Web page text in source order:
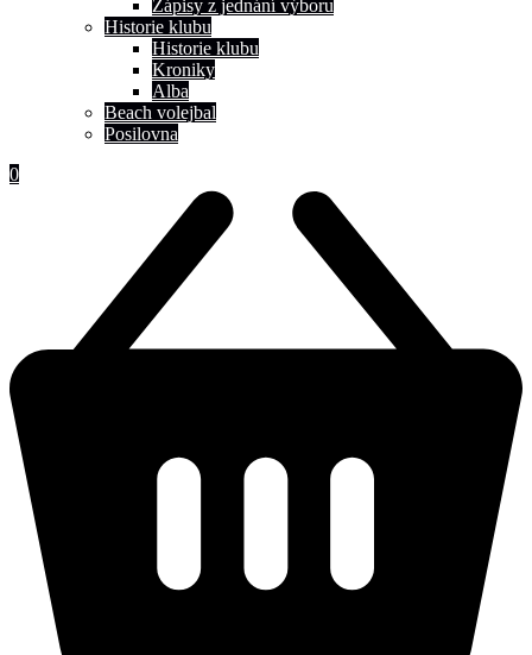
Zápisy z jednání výboru
Historie klubu
Historie klubu
Kroniky
Alba
Beach volejbal
Posilovna
0